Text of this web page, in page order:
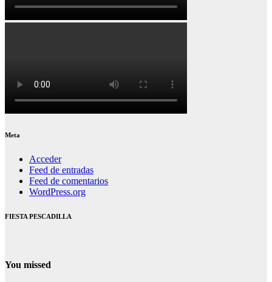
Meta
Acceder
Feed de entradas
Feed de comentarios
WordPress.org
FIESTA PESCADILLA
You missed